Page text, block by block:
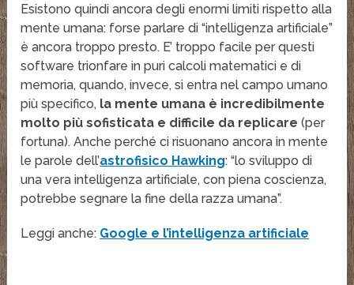
Esistono quindi ancora degli enormi limiti rispetto alla
mente umana: forse parlare di “intelligenza artificiale”
è ancora troppo presto. E’ troppo facile per questi
software trionfare in puri calcoli matematici e di
memoria, quando, invece, si entra nel campo umano
più specifico, la mente umana è incredibilmente
molto più sofisticata e difficile da replicare (per
fortuna). Anche perché ci risuonano ancora in mente
le parole dell’astrofisico Hawking: “lo sviluppo di
una vera intelligenza artificiale, con piena coscienza,
potrebbe segnare la fine della razza umana”.
Leggi anche: Google e l’intelligenza artificiale